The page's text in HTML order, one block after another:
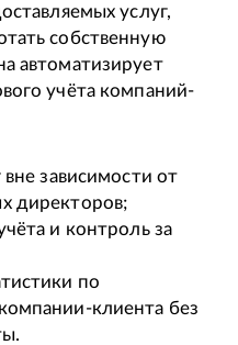
услуг,
собственную
автоматизирует
учёта компаний-
зависимости от
директоров;
и контроль за
по
клиента без